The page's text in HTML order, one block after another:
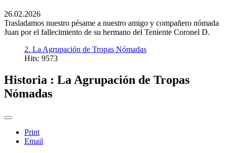
26.02.2026
Trasladamos nuestro pésame a nuestro amigo y compañero nómada
Juan por el fallecimiento de su hermano del Teniente Coronel D.
2. La Agrupación de Tropas Nómadas
Hits: 9573
Historia : La Agrupación de Tropas
Nómadas
Print
Email